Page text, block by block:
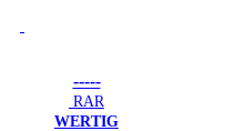
-----
RAR
WERTIG